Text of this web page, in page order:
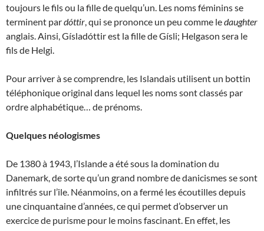
toujours le fils ou la fille de quelqu’un. Les noms féminins se
terminent pardóttir, qui se prononce un peu comme ledaughter
anglais. Ainsi, Gísladóttir est la fille de Gísli; Helgason sera le
fils de Helgi.
Pour arriver à se comprendre, les Islandais utilisent un bottin
téléphonique original dans lequel les noms sont classés par
ordre alphabétique… de prénoms.
Quelques néologismes
De 1380 à 1943, l’Islande a été sous la domination du
Danemark, de sorte qu’un grand nombre de danicismes se sont
infiltrés sur l’ile. Néanmoins, on a fermé les écoutilles depuis
une cinquantaine d’années, ce qui permet d’observer un
exercice de purisme pour le moins fascinant. En effet, les